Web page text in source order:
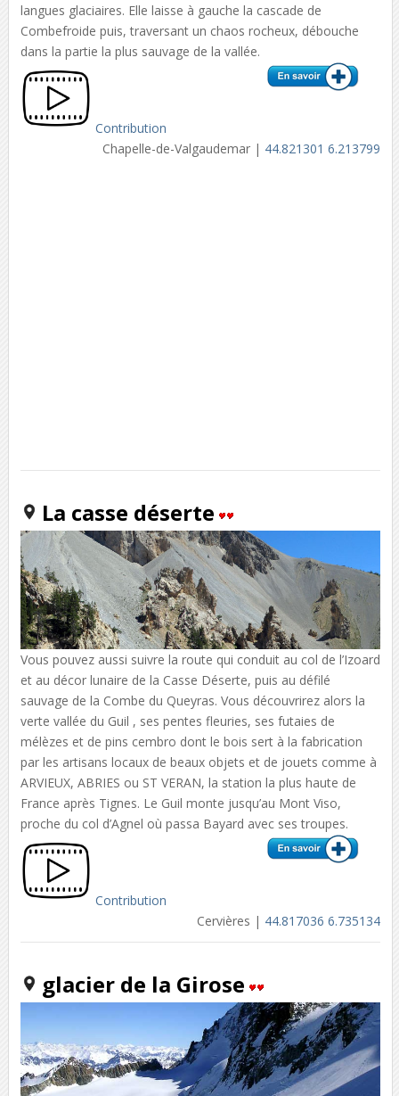
langues glaciaires. Elle laisse à gauche la cascade de
Combefroide puis, traversant un chaos rocheux, débouche
dans la partie la plus sauvage de la vallée.
Contribution
Chapelle-de-Valgaudemar | 44.821301 6.213799
La casse déserte
Vous pouvez aussi suivre la route qui conduit au col de l’Izoard
et au décor lunaire de la Casse Déserte, puis au défilé
sauvage de la Combe du Queyras. Vous découvrirez alors la
verte vallée du Guil , ses pentes fleuries, ses futaies de
mélèzes et de pins cembro dont le bois sert à la fabrication
par les artisans locaux de beaux objets et de jouets comme à
ARVIEUX, ABRIES ou ST VERAN, la station la plus haute de
France après Tignes. Le Guil monte jusqu’au Mont Viso,
proche du col d’Agnel où passa Bayard avec ses troupes.
Contribution
Cervières | 44.817036 6.735134
glacier de la Girose